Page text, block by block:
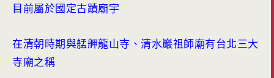
目前屬於國定古蹟廟宇
在清朝時期與艋舺龍山寺、清水巖祖師廟有台北三大
寺廟之稱